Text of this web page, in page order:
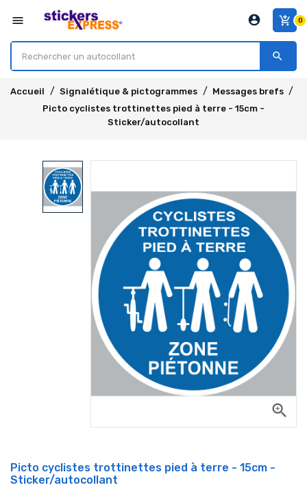
menu add_shopping_cart 0
account_circle
search
Accueil Signalétique & pictogrammes
Messages brefs
Picto cyclistes trottinettes pied à terre - 15cm -
Sticker/autocollant
zoom_in
Picto cyclistes trottinettes pied à terre - 15cm -
Sticker/autocollant